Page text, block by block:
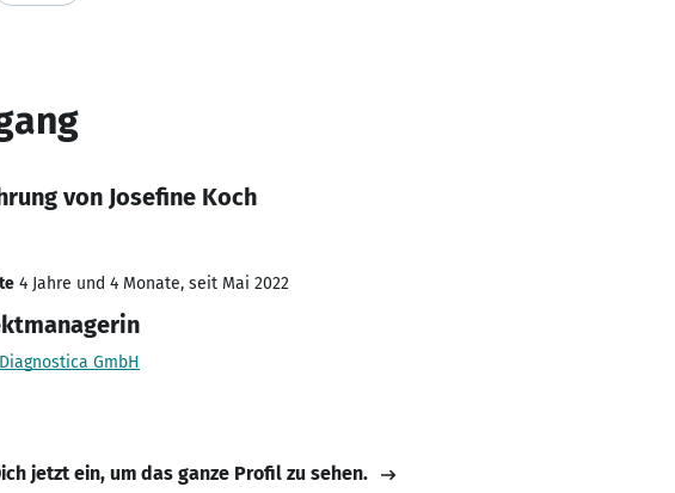
von Josefine Koch
4 Jahre und 4 Monate, seit Mai 2022
GmbH
jetzt ein, um das ganze Profil zu sehen.